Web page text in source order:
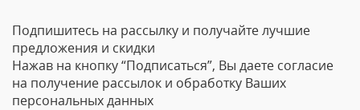
Ваше Имя
Email
Подпишитесь на рассылку и получайте лучшие
предложения и скидки
Нажав на кнопку “Подписаться”, Вы даете согласие
на получение рассылок и обработку Ваших
персональных данных